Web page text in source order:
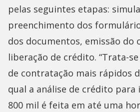
pelas seguintes etapas:
preenchimento dos
dos documentos, emissão do
liberação de crédito. “Trata-
de contratação mais rápidos
qual a análise de crédito para
800 mil é feita em até uma